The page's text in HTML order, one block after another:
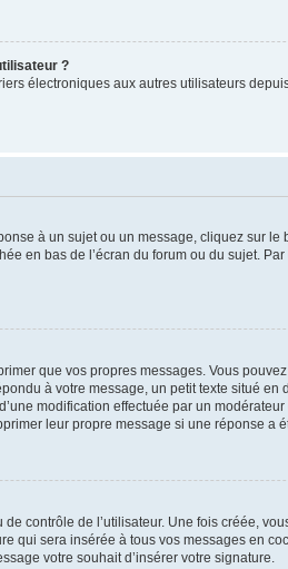
?
électroniques aux autres utilisateurs
à un sujet ou un message, cliquez sur
en bas de l’écran du forum ou du sujet.
que vos propres messages. Vous
à votre message, un petit texte situé
modification effectuée par un
leur propre message si une réponse a
contrôle de l’utilisateur. Une fois créée,
qui sera insérée à tous vos messages en
votre souhait d’insérer votre signature.